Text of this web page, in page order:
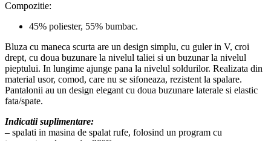
Compozitie:
45% poliester, 55% bumbac.
Bluza cu maneca scurta are un design simplu, cu guler in V, croi
drept, cu doua buzunare la nivelul taliei si un buzunar la nivelul
pieptului. In lungime ajunge pana la nivelul soldurilor. Realizata din
material usor, comod, care nu se sifoneaza, rezistent la spalare.
Pantalonii au un design elegant cu doua buzunare laterale si elastic
fata/spate.
Indicatii suplimentare:
– spalati in masina de spalat rufe, folosind un program cu